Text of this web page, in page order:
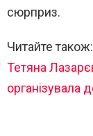
сюрприз.
Читайте також:
Тетяна
організувала